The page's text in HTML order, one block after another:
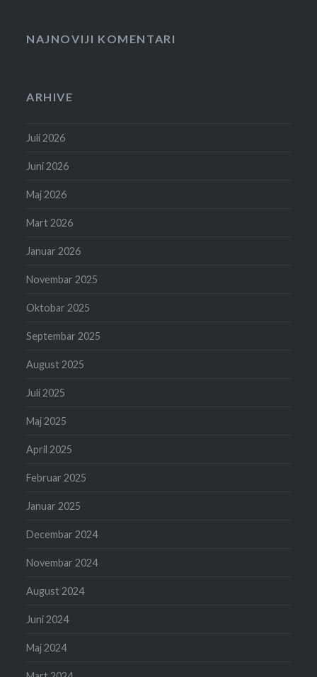
NAJNOVIJI KOMENTARI
ARHIVE
Juli 2026
Juni 2026
Maj 2026
Mart 2026
Januar 2026
Novembar 2025
Oktobar 2025
Septembar 2025
August 2025
Juli 2025
Maj 2025
April 2025
Februar 2025
Januar 2025
Decembar 2024
Novembar 2024
August 2024
Juni 2024
Maj 2024